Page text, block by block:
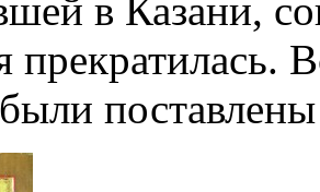
в Казани,
прекратилась.